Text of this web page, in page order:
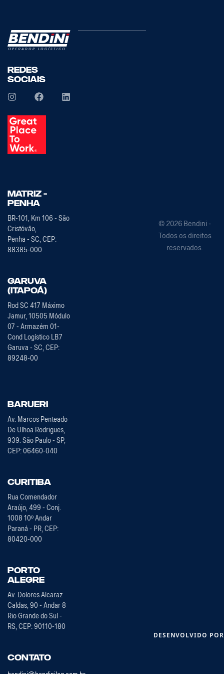
Redes
Sociais
Matriz -
PENHA
BR-101, Km 106 - São
Cristóvão,
Penha - SC, CEP:
88385-000
Garuva
(Itapoá)
Rod SC 417 Máximo
Jamur, 10505 Módulo
07 - Armazém 01-
Cond Logístico LB7
Garuva - SC, CEP:
89248-00
Barueri
Av. Marcos Penteado
De Ulhoa Rodrigues,
939. São Paulo - SP,
CEP: 06460-040
Curitiba
Rua Comendador
Araújo, 499 - Conj.
1008 10º Andar
Paraná - PR, CEP:
80420-000
Porto
Alegre
Av. Dolores Alcaraz
Caldas, 90 - Andar 8
Rio Grande do Sul -
RS, CEP: 90110-180
Contato
© 2026 Bendini -
Todos os direitos
reservados.
DESENVOLVIDO POR